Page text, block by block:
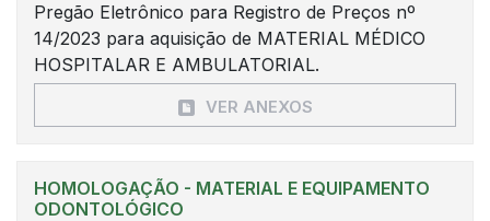
Pregão Eletrônico para Registro de Preços nº
14/2023 para aquisição de MATERIAL MÉDICO
HOSPITALAR E AMBULATORIAL.
VER ANEXOS
HOMOLOGAÇÃO - MATERIAL E EQUIPAMENTO
ODONTOLÓGICO